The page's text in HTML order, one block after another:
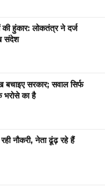
हुंकार: लोकतंत्र ने दर्ज
संदेश
बचाइए सरकार; सवाल सिर्फ
का है
नौकरी, नेता ढूंढ़ रहे हैं